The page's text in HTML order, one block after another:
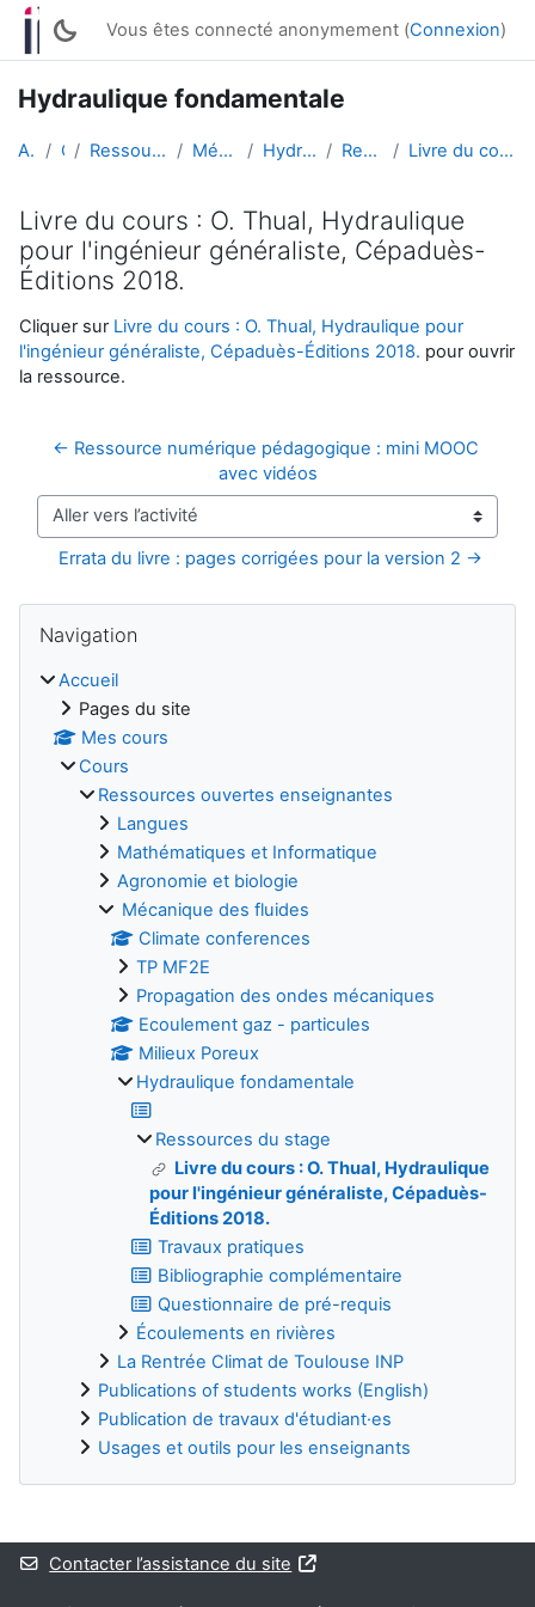
Passer au contenu principal
Vous êtes connecté anonymement (Connexion)
Hydraulique fondamentale
Accueil Cours Ressources ouvertes enseignantes Mécanique des fluides Hydraulique fondamentale Ressources du stage Livre du cours : O. Thual, Hydraulique pour l'ing...
Livre du cours : O. Thual, Hydraulique
pour l'ingénieur généraliste, Cépaduès-
Éditions 2018.
Conditions d’achèvement
Cliquer sur Livre du cours : O. Thual, Hydraulique pour
l'ingénieur généraliste, Cépaduès-Éditions 2018. pour ouvrir
la ressource.
← Ressource numérique pédagogique : mini MOOC
avec vidéos
Aller vers l’activité
Errata du livre : pages corrigées pour la version 2 →
Blocs
Navigation
Accueil
Pages du site
Mes cours
Cours
Ressources ouvertes enseignantes
Langues
Mathématiques et Informatique
Agronomie et biologie
Mécanique des fluides
Climate conferences
TP MF2E
Propagation des ondes mécaniques
Ecoulement gaz - particules
Milieux Poreux
Hydraulique fondamentale
Ressources du stage
Livre du cours : O. Thual, Hydraulique
pour l'ingénieur généraliste, Cépaduès-
Éditions 2018.
Travaux pratiques
Bibliographie complémentaire
Questionnaire de pré-requis
Écoulements en rivières
La Rentrée Climat de Toulouse INP
Publications of students works (English)
Publication de travaux d'étudiant·es
Usages et outils pour les enseignants
Blocs supplémentaires
Contacter l’assistance du site